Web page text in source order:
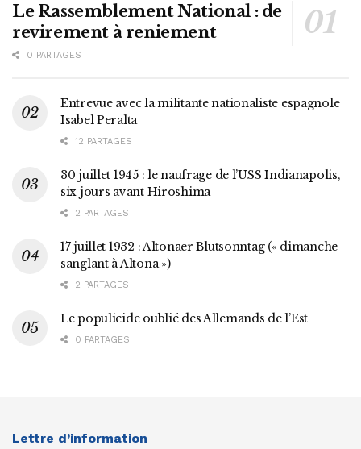
Le Rassemblement National : de
revirement à reniement
0 PARTAGES
Entrevue avec la militante nationaliste espagnole
Isabel Peralta
12 PARTAGES
30 juillet 1945 : le naufrage de l’USS Indianapolis,
six jours avant Hiroshima
2 PARTAGES
17 juillet 1932 : Altonaer Blutsonntag (« dimanche
sanglant à Altona »)
2 PARTAGES
Le populicide oublié des Allemands de l’Est
0 PARTAGES
Lettre d’information